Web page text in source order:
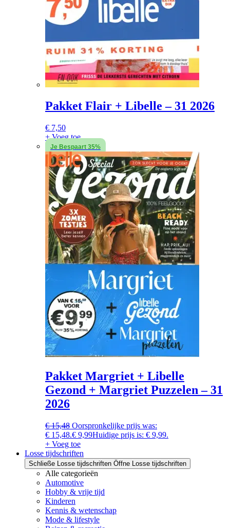
Pakket Flair + Libelle – 31 2026
€ 7,50
+ Voeg toe
Je Bespaart 35%
Pakket Margriet + Libelle
Gezond + Margriet Puzzelen – 31
2026
€15,48 Oorspronkelijke prijs was:
€ 15,48.€ 9,99Huidige prijs is: € 9,99.
+ Voeg toe
Losse tijdschriften
Schließe Losse tijdschriften Öffne Losse tijdschriften
Alle categorieën
Automotive
Hobby & vrije tijd
Kinderen
Kennis & wetenschap
Mode & lifestyle